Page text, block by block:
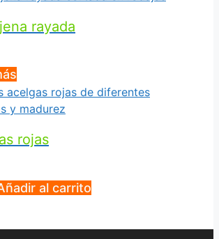
rayada
rojas
al carrito